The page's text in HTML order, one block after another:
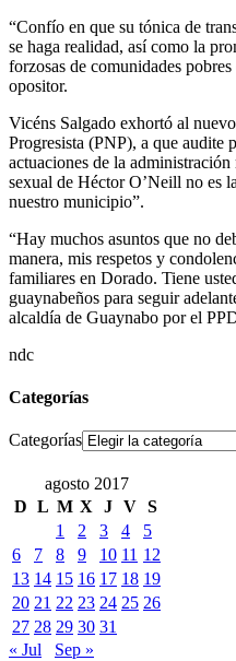
“Confío en que su tónica de
se haga realidad, así como la
forzosas de comunidades
opositor.
Vicéns Salgado exhortó al
Progresista (PNP), a que audite
actuaciones de la
sexual de Héctor O’Neill no es
nuestro municipio”.
“Hay muchos asuntos que no
manera, mis respetos y
familiares en Dorado. Tiene
guaynabeños para seguir
alcaldía de Guaynabo por el
ndc
Categorías
Categorías
agosto 2017
D L M X J V S
1
2 3 4
5
6
7 8 9 10 11 12
13 14 15 16 17 18 19
20 21 22 23 24 25 26
27 28 29 30 31
« Jul
Sep »